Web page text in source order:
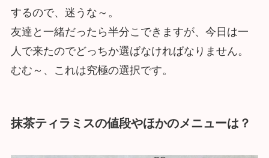
するので、迷うな～。
友達と一緒だったら半分こできますが、今日は一
人で来たのでどっちか選ばなければなりません。
むむ～、これは究極の選択です。
抹茶ティラミスの値段やほかのメニューは？